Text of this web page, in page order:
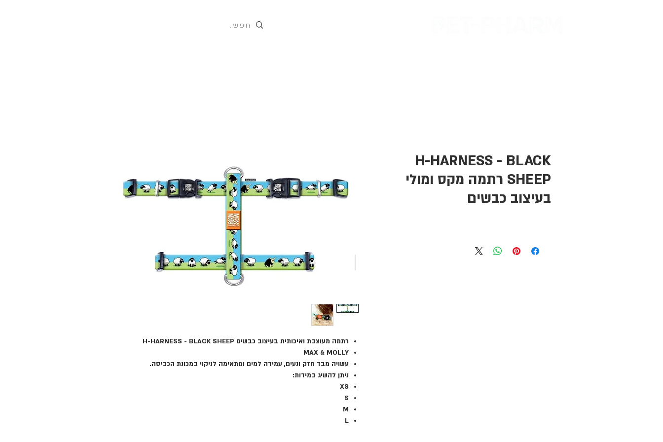
רתמה מעוצבת ואיכותית בעיצוב כבשים H-HARNESS - BLACK SHEEP
MAX & MOLLY
עשויה מבד חזק ונעים, עמידה למים ומתאימה לניקוי במכונת הכביסה.
ניתן להשיג במידות:
XS
S
M
L
H-HARNESS - BLACK
SHEEP רתמה מקס ומולי
בעיצוב כבשים